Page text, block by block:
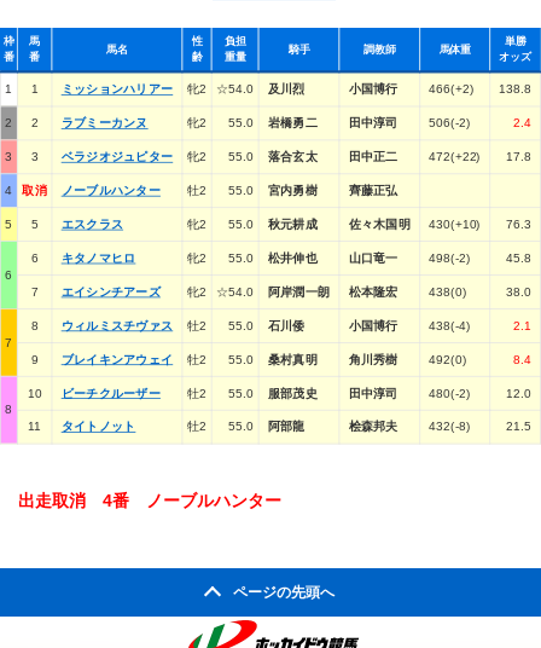
枠
番
馬
番
馬名
性
齢
負担
重量
騎手 調教師 馬体重
単勝
オッズ
1 1 ミッションハリアー 牝2 ☆54.0 及川烈 小国博行 466(+2) 138.8
2 2 ラブミーカンヌ 牝2 55.0 岩橋勇二 田中淳司 506(-2) 2.4
3 3 ベラジオジュピター 牝2 55.0 落合玄太 田中正二 472(+22) 17.8
4 取消 ノーブルハンター 牡2 55.0 宮内勇樹 齊藤正弘
5 5 エスクラス 牝2 55.0 秋元耕成 佐々木国明 430(+10) 76.3
6
6 キタノマヒロ 牝2 55.0 松井伸也 山口竜一 498(-2) 45.8
7 エイシンチアーズ 牝2 ☆54.0 阿岸潤一朗 松本隆宏 438(0) 38.0
7
8 ウィルミスチヴァス 牡2 55.0 石川倭 小国博行 438(-4) 2.1
9 ブレイキンアウェイ 牡2 55.0 桑村真明 角川秀樹 492(0) 8.4
8
10 ビーチクルーザー 牡2 55.0 服部茂史 田中淳司 480(-2) 12.0
11 タイトノット 牡2 55.0 阿部龍 桧森邦夫 432(-8) 21.5
出走取消 4番 ノーブルハンター
ページの先頭へ